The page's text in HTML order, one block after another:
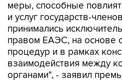
меры, способные
и услуг государств-
принимались
правом ЕАЭС, на основе
процедур и в рамках
взаимодействия между
органами", - заявил